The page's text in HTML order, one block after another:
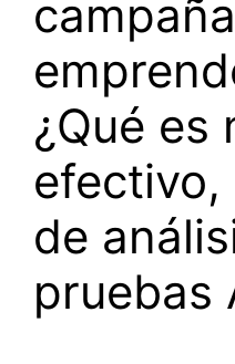
¿Qué es
de
pruebas